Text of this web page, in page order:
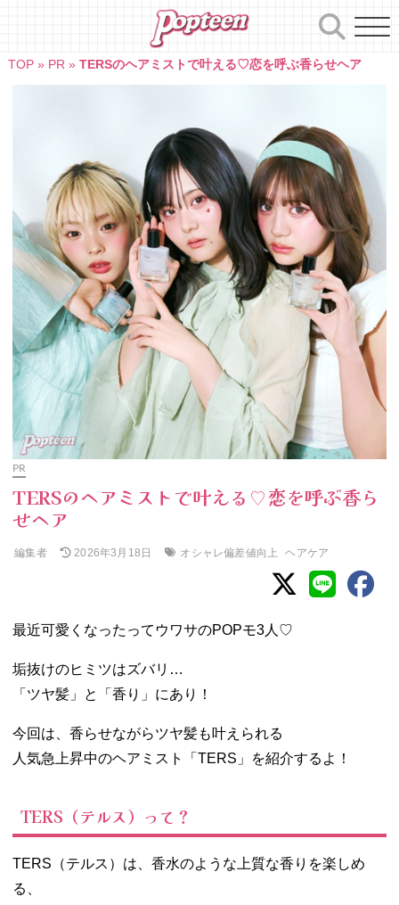
TOP» PR » TERSのヘアミストで叶える♡恋を呼ぶ香らせヘア
PR
TERSのヘアミストで叶える♡恋を呼ぶ香ら
せヘア
編集者 2026年3月18日 オシャレ偏差値向上 ヘアケア
最近可愛くなったってウワサのPOPモ3人♡
垢抜けのヒミツはズバリ…
「ツヤ髪」と「香り」にあり！
今回は、香らせながらツヤ髪も叶えられる
人気急上昇中のヘアミスト「TERS」を紹介するよ！
TERS（テルス）って？
TERS（テルス）は、香水のような上質な香りを楽しめ
る、